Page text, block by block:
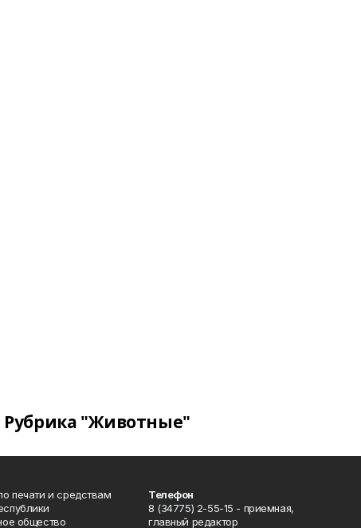
Рубрика "Животные"
печати и средствам
общество
Телефон
8 (34775) 2-55-15 - приемная,
главный редактор